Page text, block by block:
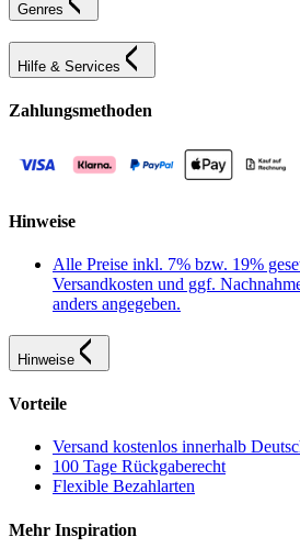
Genres
Hilfe & Services
Zahlungsmethoden
Hinweise
Alle Preise inkl. 7% bzw. 19%
Versandkosten und ggf.
anders angegeben.
Hinweise
Vorteile
Versand kostenlos innerhalb
100 Tage Rückgaberecht
Flexible Bezahlarten
Mehr Inspiration